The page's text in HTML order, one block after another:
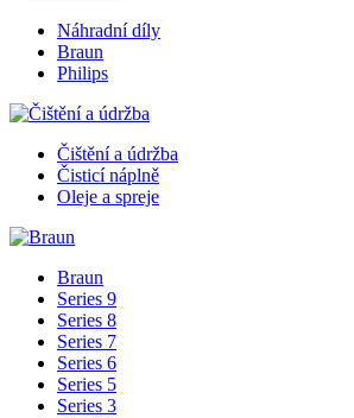
Náhradní díly
Braun
Philips
Čištění a údržba
Čisticí náplně
Oleje a spreje
Braun
Series 9
Series 8
Series 7
Series 6
Series 5
Series 3